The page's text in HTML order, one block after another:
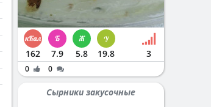
162 7.9 5.8 19.8 3
0 0
Сырники закусочные